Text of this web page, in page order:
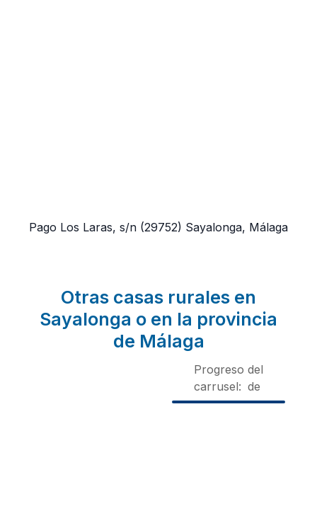
Pago Los Laras, s/n (29752) Sayalonga, Málaga
Otras casas rurales en
Sayalonga o en la provincia
de Málaga
Progreso del
carrusel: de